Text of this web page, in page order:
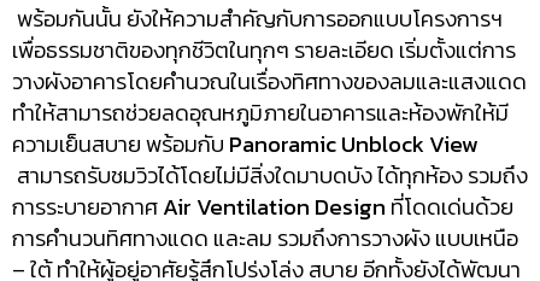
พร้อมกันนั้น ยังให้ความสำคัญกับการออกแบบโครงการฯ
เพื่อธรรมชาติของทุกชีวิตในทุกๆ รายละเอียด เริ่มตั้งแต่การ
วางผังอาคารโดยคำนวณในเรื่องทิศทางของลมและแสงแดด
ทำให้สามารถช่วยลดอุณหภูมิภายในอาคารและห้องพักให้มี
ความเย็นสบาย พร้อมกับ Panoramic Unblock View
สามารถรับชมวิวได้โดยไม่มีสิ่งใดมาบดบัง ได้ทุกห้อง รวมถึง
การระบายอากาศAir Ventilation Design ที่โดดเด่นด้วย
การคำนวนทิศทางแดด และลม รวมถึงการวางผัง แบบเหนือ
– ใต้ ทำให้ผู้อยู่อาศัยรู้สึกโปร่งโล่ง สบาย อีกทั้งยังได้พัฒนา